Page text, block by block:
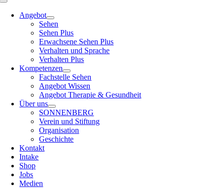
Toggle
NavigationAngebot
Sehen
Sehen Plus
Erwachsene Sehen Plus
Verhalten und Sprache
Verhalten Plus
Kompetenzen
Fachstelle Sehen
Angebot Wissen
Angebot Therapie & Gesundheit
Über uns
SONNENBERG
Verein und Stiftung
Organisation
Geschichte
Kontakt
Intake
Shop
Jobs
Medien